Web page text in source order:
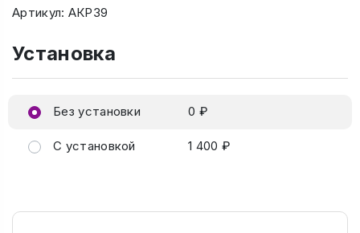
Артикул: АКР39
Установка
Без установки 0 ₽
С установкой 1 400 ₽